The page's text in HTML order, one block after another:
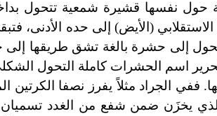
حول نفسها قشيرة شمعية تتحول
(الأيض) إلى حده الأدنى،
إلى حشرة بالغة تشق طريقها إلى
اسم الحشرات كاملة التحول
الجراد مثلاً يفرز نصفا الكرتين
يخزَن ضمن شفع من الغدد